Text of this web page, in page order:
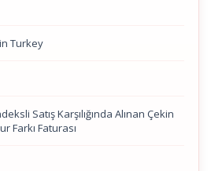
Turkey
Satış Karşılığında Alınan Çekin
Farkı Faturası